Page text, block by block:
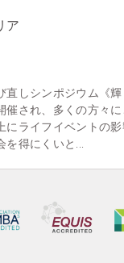
ア
直しシンポジウム《
催され、多くの方々
にライフイベントの
得にくいと...